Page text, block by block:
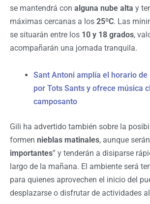
se mantendrá con alguna nube alta y
máximas cercanas a los 25ºC. Las
se situarán entre los 10 y 18 grados,
acompañarán una jornada tranquila.
Sant Antoni amplía el horario
por Tots Sants y ofrece música
camposanto
Gili ha advertido también sobre la
formen nieblas matinales, aunque
importantes” y tenderán a disiparse
largo de la mañana. El ambiente será
para quienes aprovechen el inicio del
desplazarse o disfrutar de actividades